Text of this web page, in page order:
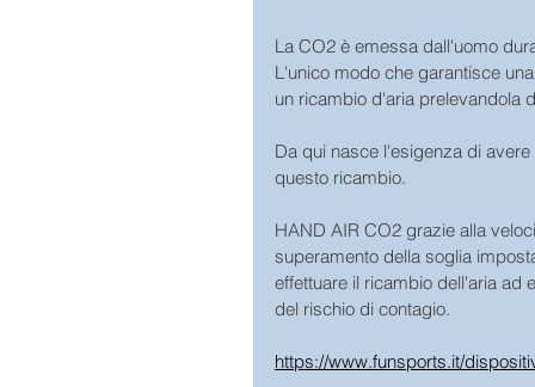
La CO2 è emessa dall'uomo
L'unico modo che garantisce
un ricambio d'aria prelevandola
Da qui nasce l'esigenza di
questo ricambio.
HAND AIR CO2 grazie alla
superamento della soglia
effettuare il ricambio dell'aria ad
del rischio di contagio.
https://www.funsports.it/